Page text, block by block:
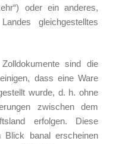
oder ein anderes,
gleichgestelltes
sind die
dass eine Ware
wurde, d. h. ohne
zwischen dem
erfolgen. Diese
Blick banal erscheinen